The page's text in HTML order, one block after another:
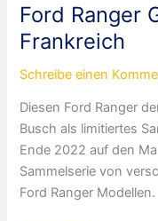
Ford Ranger
Frankreich
Schreibe einen
Diesen Ford Ranger
Busch als limitiertes
Ende 2022 auf den
Sammelserie von
Ford Ranger Modellen.